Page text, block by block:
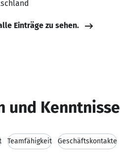
Einträge zu sehen.
und Kenntnisse
Teamfähigkeit Geschäftskontakte